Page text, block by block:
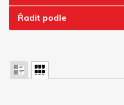
Řadit podle